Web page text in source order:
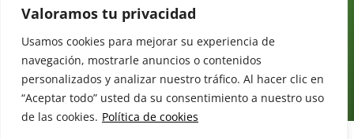
Valoramos tu privacidad
Usamos cookies para mejorar su experiencia de
navegación, mostrarle anuncios o contenidos
personalizados y analizar nuestro tráfico. Al hacer clic en
“Aceptar todo” usted da su consentimiento a nuestro uso
de las cookies. Política de cookies
ESPAÑA
Tel: (+34) 954
25 88 51
redaccion@revistamercados.com
ÚNETE A
TELEGRAM
CONTACTO
DIRECTORIO